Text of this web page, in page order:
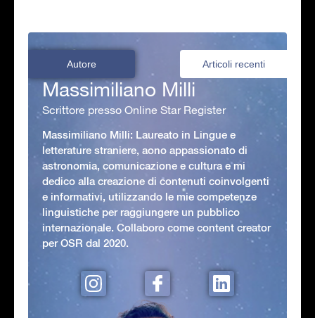
Autore Articoli recenti
Massimiliano Milli
Scrittore presso Online Star Register
Massimiliano Milli: Laureato in Lingue e
letterature straniere, aono appassionato di
astronomia, comunicazione e cultura e mi
dedico alla creazione di contenuti coinvolgenti
e informativi, utilizzando le mie competenze
linguistiche per raggiungere un pubblico
internazionale. Collaboro come content creator
per OSR dal 2020.